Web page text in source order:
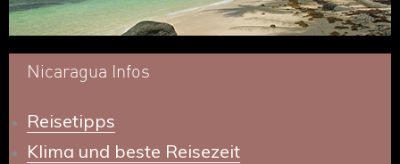
Nicaragua Infos
Reisetipps
Klima und beste Reisezeit